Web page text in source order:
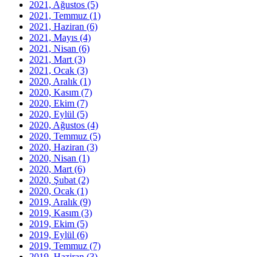
2021, Ağustos (5)
2021, Temmuz (1)
2021, Haziran (6)
2021, Mayıs (4)
2021, Nisan (6)
2021, Mart (3)
2021, Ocak (3)
2020, Aralık (1)
2020, Kasım (7)
2020, Ekim (7)
2020, Eylül (5)
2020, Ağustos (4)
2020, Temmuz (5)
2020, Haziran (3)
2020, Nisan (1)
2020, Mart (6)
2020, Şubat (2)
2020, Ocak (1)
2019, Aralık (9)
2019, Kasım (3)
2019, Ekim (5)
2019, Eylül (6)
2019, Temmuz (7)